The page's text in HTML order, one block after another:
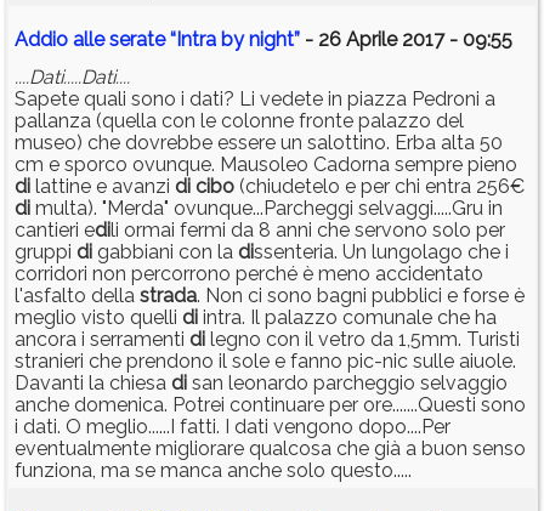
Addio alle serate “Intra by night” - 26 Aprile 2017 - 09:55
....Dati.....Dati....
Sapete quali sono i dati? Li vedete in piazza Pedroni a
pallanza (quella con le colonne fronte palazzo del
museo) che dovrebbe essere un salottino. Erba alta 50
cm e sporco ovunque. Mausoleo Cadorna sempre pieno
di lattine e avanzi di cibo (chiudetelo e per chi entra 256€
di multa). "Merda" ovunque...Parcheggi selvaggi.....Gru in
cantieri edili ormai fermi da 8 anni che servono solo per
gruppi di gabbiani con la dissenteria. Un lungolago che i
corridori non percorrono perché è meno accidentato
l'asfalto della strada. Non ci sono bagni pubblici e forse è
meglio visto quelli di intra. Il palazzo comunale che ha
ancora i serramenti di legno con il vetro da 1,5mm. Turisti
stranieri che prendono il sole e fanno pic-nic sulle aiuole.
Davanti la chiesa di san leonardo parcheggio selvaggio
anche domenica. Potrei continuare per ore.......Questi sono
i dati. O meglio......I fatti. I dati vengono dopo....Per
eventualmente migliorare qualcosa che già a buon senso
funziona, ma se manca anche solo questo.....